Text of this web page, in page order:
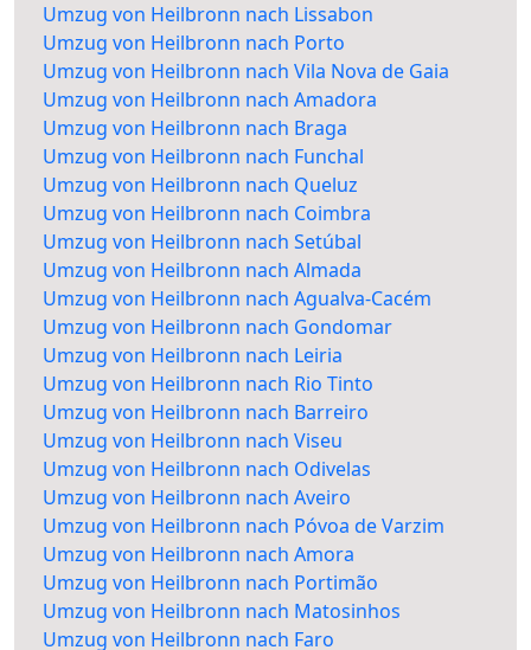
Umzug von Heilbronn nach Lissabon
Umzug von Heilbronn nach Porto
Umzug von Heilbronn nach Vila Nova de Gaia
Umzug von Heilbronn nach Amadora
Umzug von Heilbronn nach Braga
Umzug von Heilbronn nach Funchal
Umzug von Heilbronn nach Queluz
Umzug von Heilbronn nach Coimbra
Umzug von Heilbronn nach Setúbal
Umzug von Heilbronn nach Almada
Umzug von Heilbronn nach Agualva-Cacém
Umzug von Heilbronn nach Gondomar
Umzug von Heilbronn nach Leiria
Umzug von Heilbronn nach Rio Tinto
Umzug von Heilbronn nach Barreiro
Umzug von Heilbronn nach Viseu
Umzug von Heilbronn nach Odivelas
Umzug von Heilbronn nach Aveiro
Umzug von Heilbronn nach Póvoa de Varzim
Umzug von Heilbronn nach Amora
Umzug von Heilbronn nach Portimão
Umzug von Heilbronn nach Matosinhos
Umzug von Heilbronn nach Faro